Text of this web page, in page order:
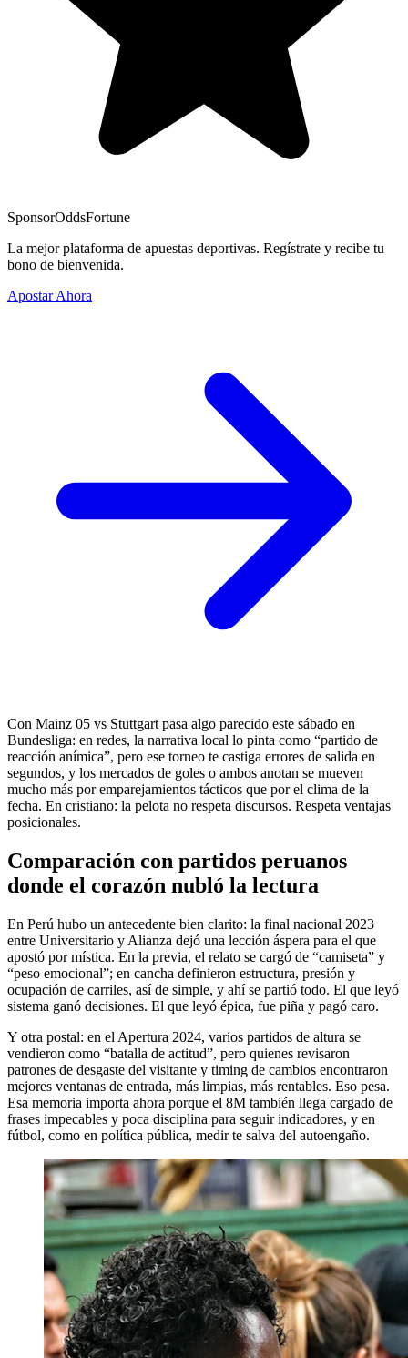
SponsorOddsFortune
La mejor plataforma de apuestas deportivas. Regístrate y recibe tu
bono de bienvenida.
Apostar Ahora
Con Mainz 05 vs Stuttgart pasa algo parecido este sábado en
Bundesliga: en redes, la narrativa local lo pinta como “partido de
reacción anímica”, pero ese torneo te castiga errores de salida en
segundos, y los mercados de goles o ambos anotan se mueven
mucho más por emparejamientos tácticos que por el clima de la
fecha. En cristiano: la pelota no respeta discursos. Respeta ventajas
posicionales.
Comparación con partidos peruanos
donde el corazón nubló la lectura
En Perú hubo un antecedente bien clarito: la final nacional 2023
entre Universitario y Alianza dejó una lección áspera para el que
apostó por mística. En la previa, el relato se cargó de “camiseta” y
“peso emocional”; en cancha definieron estructura, presión y
ocupación de carriles, así de simple, y ahí se partió todo. El que leyó
sistema ganó decisiones. El que leyó épica, fue piña y pagó caro.
Y otra postal: en el Apertura 2024, varios partidos de altura se
vendieron como “batalla de actitud”, pero quienes revisaron
patrones de desgaste del visitante y timing de cambios encontraron
mejores ventanas de entrada, más limpias, más rentables. Eso pesa.
Esa memoria importa ahora porque el 8M también llega cargado de
frases impecables y poca disciplina para seguir indicadores, y en
fútbol, como en política pública, medir te salva del autoengaño.